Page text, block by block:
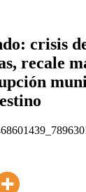
crisis
recale